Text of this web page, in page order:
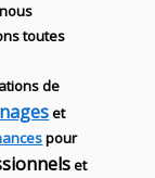
toutes
de
et
pour
et